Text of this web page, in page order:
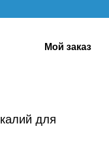
Мой заказ
для